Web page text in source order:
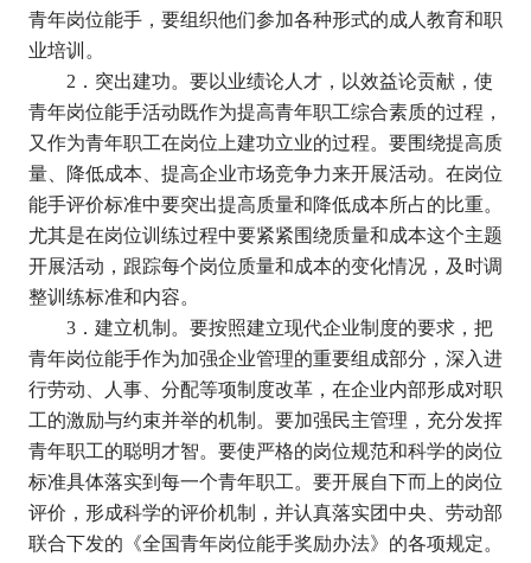
青年岗位能手，要组织他们参加各种形式的成人教育和职
业培训。
2 ．突出建功。要以业绩论人才，以效益论贡献，使
青年岗位能手活动既作为提高青年职工综合素质的过程，
又作为青年职工在岗位上建功立业的过程。要围绕提高质
量、降低成本、提高企业市场竞争力来开展活动。在岗位
能手评价标准中要突出提高质量和降低成本所占的比重。
尤其是在岗位训练过程中要紧紧围绕质量和成本这个主题
开展活动，跟踪每个岗位质量和成本的变化情况，及时调
整训练标准和内容。
3．建立机制。要按照建立现代企业制度的要求，把
青年岗位能手作为加强企业管理的重要组成部分，深入进
行劳动、人事、分配等项制度改革，在企业内部形成对职
工的激励与约束并举的机制。要加强民主管理，充分发挥
青年职工的聪明才智。要使严格的岗位规范和科学的岗位
标准具体落实到每一个青年职工。要开展自下而上的岗位
评价，形成科学的评价机制，并认真落实团中央、劳动部
联合下发的《全国青年岗位能手奖励办法》的各项规定。